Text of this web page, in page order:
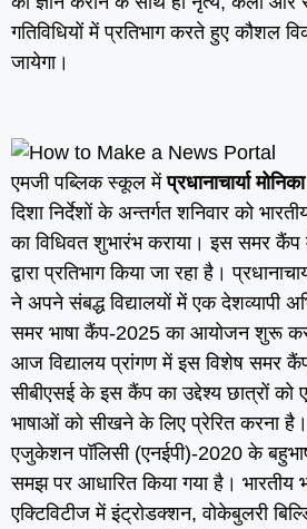
गतिविधियों में प्रतिभाग करते हुए कौशल
जायेगा।
एमजी पब्लिक स्कूल मेंप्रधानाचार्या
दिशा निर्देशों के अन्तर्गत शनिवार को
का विधिवत शुभारंभ कराया। इस समर
द्वारा प्रतिभाग किया जा रहा है।
ने अपने संबद्ध विद्यालयों में एक देशव्यापी
समर भाषा कैंप-2025 का आयोजन शुरू
आज विद्यालय प्रांगण में इस विशेष समर
सीबीएसई के इस कैंप का उद्देश्य छात्रों
भाषाओं को सीखने के लिए प्रेरित करना
एजुकेशन पॉलिसी (एनईपी)-2020 के
समझ पर आधारित किया गया है। भारतीय
एक्टिविटीज में इंट्रोडक्शन, वोकेबुलरी